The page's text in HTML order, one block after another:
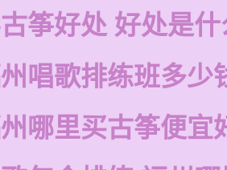
筝好处 好处是什
唱歌排练班多少
哪里买古筝便宜